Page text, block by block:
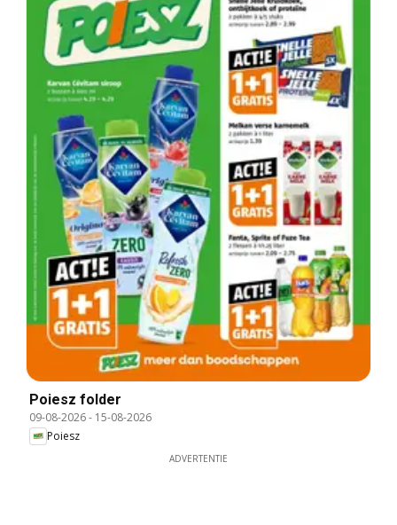
Poiesz folder
09-08-2026- 15-08-2026
Poiesz
ADVERTENTIE